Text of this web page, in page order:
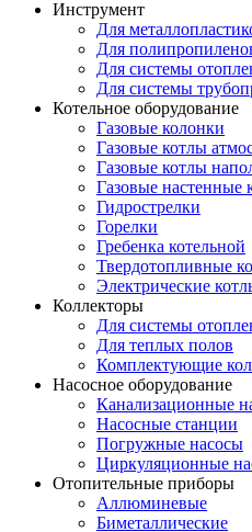
Инструмент
Для
Для
Для системы
Для системы
Котельное оборудование
Газовые колонки
Газовые котлы
Газовые котлы
Газовые настенные
Гидрострелки
Горелки
Гребенка котельной
Твердотопливные
Электрические
Коллекторы
Для системы
Для теплых полов
Комплектующие
Насосное оборудование
Канализационные
Насосные станции
Погружные насосы
Циркуляционные
Отопительные приборы
Аллюминевые
Биметаллические